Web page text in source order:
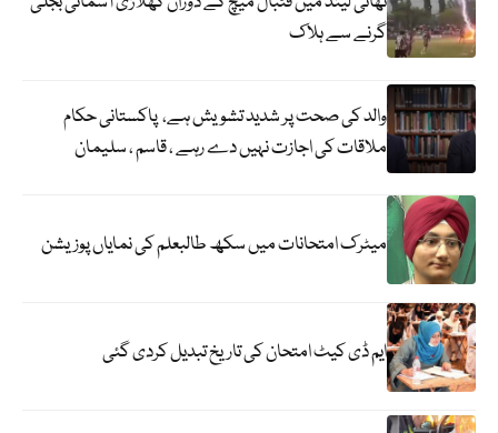
گرنے سے ہلاک
والد کی صحت پر شدید تشویش ہے، پاکستانی حکام
ملاقات کی اجازت نہیں دے رہے ، قاسم ، سلیمان
میٹرک امتحانات میں سکھ طالبعلم کی نمایاں پوزیشن
ایم ڈی کیٹ امتحان کی تاریخ تبدیل کردی گئی